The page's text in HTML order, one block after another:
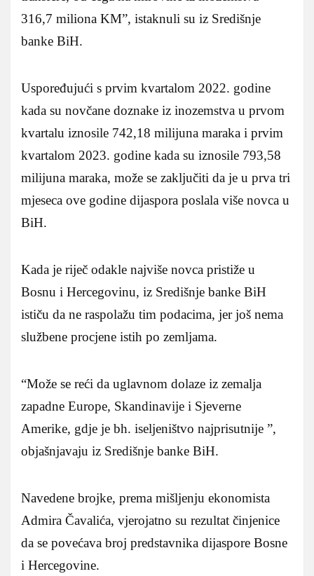
316,7 miliona KM”, istaknuli su iz Središnje
banke BiH.
Uspoređujući s prvim kvartalom 2022. godine
kada su novčane doznake iz inozemstva u prvom
kvartalu iznosile 742,18 milijuna maraka i prvim
kvartalom 2023. godine kada su iznosile 793,58
milijuna maraka, može se zaključiti da je u prva tri
mjeseca ove godine dijaspora poslala više novca u
BiH.
Kada je riječ odakle najviše novca pristiže u
Bosnu i Hercegovinu, iz Središnje banke BiH
ističu da ne raspolažu tim podacima, jer još nema
službene procjene istih po zemljama.
“Može se reći da uglavnom dolaze iz zemalja
zapadne Europe, Skandinavije i Sjeverne
Amerike, gdje je bh. iseljeništvo najprisutnije ”,
objašnjavaju iz Središnje banke BiH.
Navedene brojke, prema mišljenju ekonomista
Admira Čavalića, vjerojatno su rezultat činjenice
da se povećava broj predstavnika dijaspore Bosne
i Hercegovine.